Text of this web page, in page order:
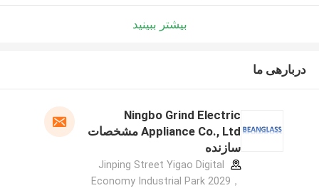
بیشتر ببینید
دربارهی ما
Ningbo Grind Electric
Appliance Co., Ltd مشخصات
سازنده
Jinping Street Yigao Digital
Economy Industrial Park 2029，